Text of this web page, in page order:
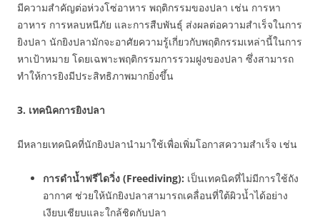
มีความสำคัญต่อห่วงโซ่อาหาร พฤติกรรมของปลา เช่น การหา
อาหาร การหลบหนีภัย และการสืบพันธุ์ ส่งผลต่อความสำเร็จในการ
ยิงปลา นักยิงปลามักจะอาศัยความรู้เกี่ยวกับพฤติกรรมเหล่านี้ในการ
หาเป้าหมาย โดยเฉพาะพฤติกรรมการรวมฝูงของปลา ซึ่งสามารถ
ทำให้การยิงมีประสิทธิภาพมากยิ่งขึ้น
3. เทคนิคการยิงปลา
มีหลายเทคนิคที่นักยิงปลานำมาใช้เพื่อเพิ่มโอกาสความสำเร็จ เช่น
การดำน้ำฟรีไดวิ่ง (Freediving): เป็นเทคนิคที่ไม่มีการใช้ถัง
อากาศ ช่วยให้นักยิงปลาสามารถเคลื่อนที่ใต้ผิวน้ำได้อย่าง
เงียบเชียบและใกล้ชิดกับปลา